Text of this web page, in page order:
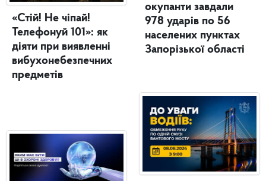
«Стій! Не чіпай!
Телефонуй 101»: як
діяти при виявленні
вибухонебезпечних
предметів
окупанти завдали
978 ударів по 56
населених пунктах
Запорізької області